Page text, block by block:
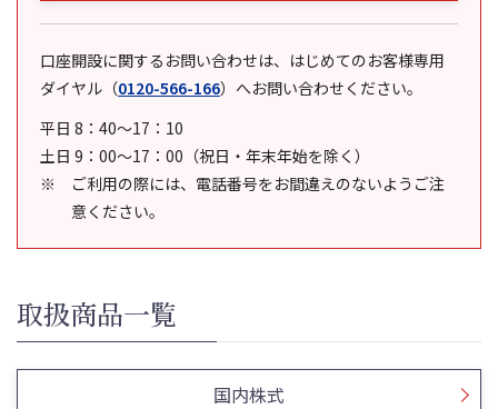
口座開設に関するお問い合わせは、はじめてのお客様専用
ダイヤル （0120-566-166） へお問い合わせください。
平日 8：40～17：10
土日 9：00～17：00（祝日・年末年始を除く）
ご利用の際には、電話番号をお間違えのないようご注
意ください。
取扱商品一覧
国内株式